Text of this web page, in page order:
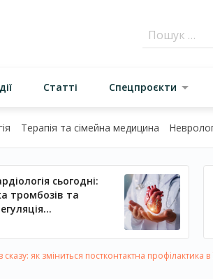
Статті Спецпроєкти
Терапія та сімейна медицина
сьогодні:
тромбозів та
як зміниться постконтактна профілактика в